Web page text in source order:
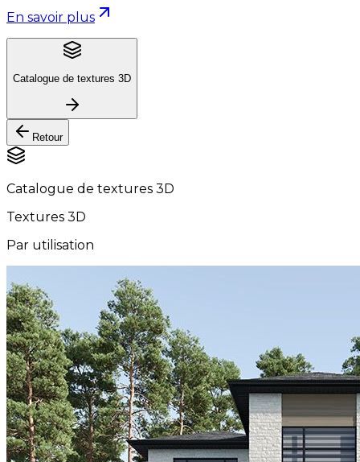
En savoir plus
Catalogue de textures 3D
Retour
Catalogue de textures 3D
Textures 3D
Par utilisation